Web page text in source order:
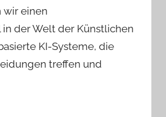
wir einen
der Welt der Künstlichen
KI-Systeme, die
treffen und